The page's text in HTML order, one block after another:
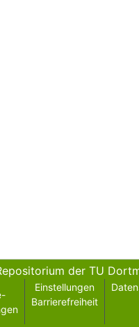
der TU
Einstellungen
Barrierefreiheit